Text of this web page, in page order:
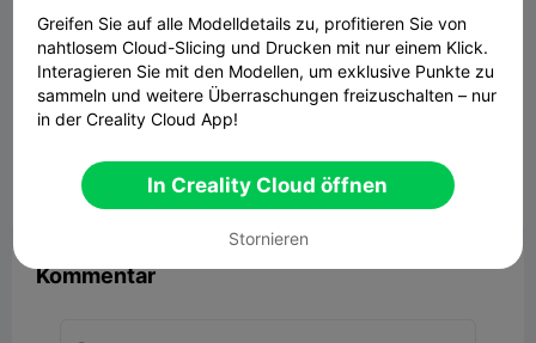
Panzer III
Bericht 9  1
Kommentar
Greifen Sie auf alle Modelldetails zu, profitieren Sie von
nahtlosem Cloud-Slicing und Drucken mit nur einem Klick.
Interagieren Sie mit den Modellen, um exklusive Punkte zu
sammeln und weitere Überraschungen freizuschalten – nur
in der Creality Cloud App!
In Creality Cloud öffnen
Stornieren